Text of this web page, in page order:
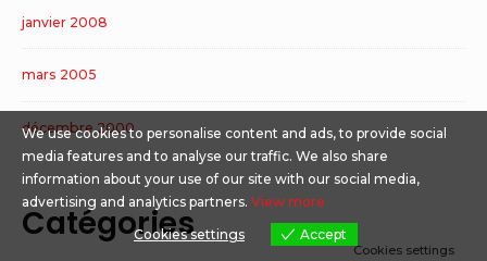
janvier 2008
mars 2005
décembre 2000
Catégories
We use cookies to personalise content and ads, to provide social
media features and to analyse our traffic. We also share
information about your use of our site with our social media,
advertising and analytics partners. View more
Cookies settings
Accept
Cookies settings